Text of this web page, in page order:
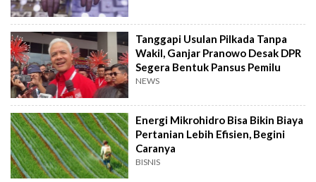
Tanggapi Usulan Pilkada Tanpa
Wakil, Ganjar Pranowo Desak DPR
Segera Bentuk Pansus Pemilu
NEWS
Energi Mikrohidro Bisa Bikin Biaya
Pertanian Lebih Efisien, Begini
Caranya
BISNIS